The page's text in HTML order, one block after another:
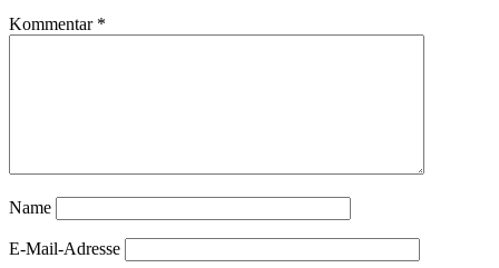
Kommentar *
Name
E-Mail-Adresse